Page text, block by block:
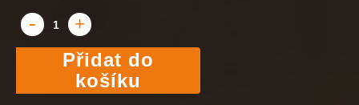
Přidat do
košíku